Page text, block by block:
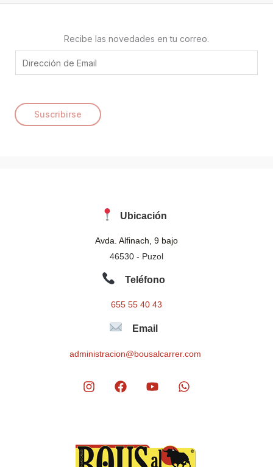
Recibe las novedades en tu correo.
m
i
l
Suscribirse
Ubicación
Avda. Alfinach, 9 bajo
46530 - Puzol
Teléfono
655 55 40 43
Email
administracion@bousalcarrer.com